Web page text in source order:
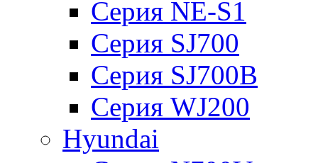
Серия NE-S1
Серия SJ700
Серия SJ700B
Серия WJ200
Hyundai